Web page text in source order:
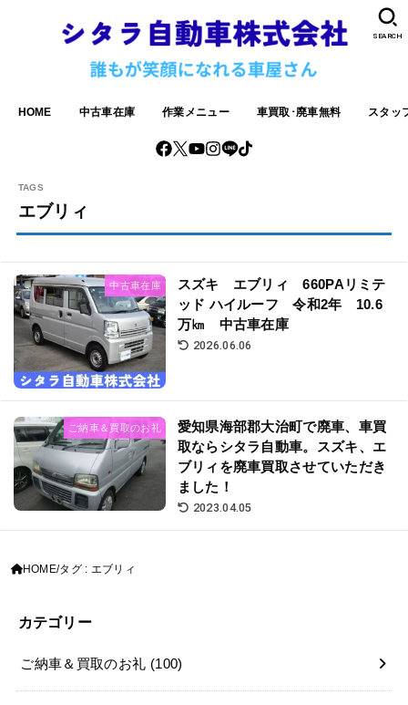
HOME 中古車在庫 作業メニュー 車買取･廃車無料 スタッ
SEARCH
エブリィ
中古車在庫
スズキ エブリィ 660PAリミテ
ッド ハイルーフ 令和2年 10.6
万㎞ 中古車在庫
2026.06.06
ご納車＆買取のお礼
愛知県海部郡大治町で廃車、車買
取ならシタラ自動車。スズキ、エ
ブリィを廃車買取させていただき
ました！
2023.04.05
HOME タグ : エブリィ
カテゴリー
ご納車＆買取のお礼 (100)